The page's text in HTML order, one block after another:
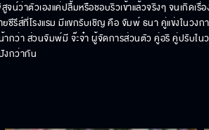
น์ว่าตัวเองแค่ปลื้มหรือชอบริวเข้าแล้วจริงๆ จนเกิดเรื่
รีส์ที่โรงแรม มีแขกรับเชิญ คือ จัมพ์ ธนา คู่แข่งในวงกา
ากว่า ส่วนจัมพ์มี จ๊ะจ๋า ผู้จัดการส่วนตัว คู่อริ คู่ปรับใ
งกว่ากัน